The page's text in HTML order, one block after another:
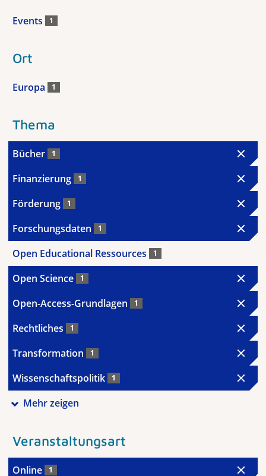
Events 1
Ort
Europa 1
Thema
Bücher 1
Finanzierung 1
Förderung 1
Forschungsdaten 1
Open Educational Ressources 1
Open Science 1
Open-Access-Grundlagen 1
Rechtliches 1
Transformation 1
Wissenschaftspolitik 1
Mehr zeigen
Veranstaltungsart
Online 1